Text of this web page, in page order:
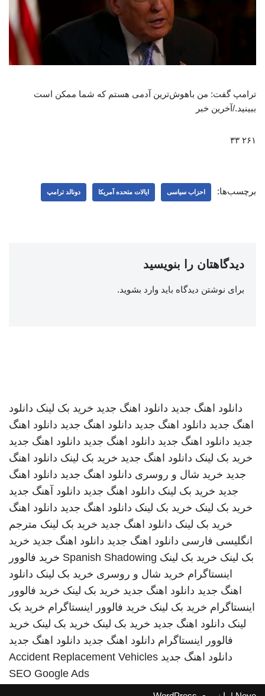
ترامپ گفت: من باهوش‌ترین آدمی هستم که شما ممکن است
ببینید./آخرین خبر
۲۶۱ ۳۳
برچسب‌ها: احزاب سیاسی ایالات متحده آمریکا دونالد ترامپ
دیدگاهتان را بنویسید
برای نوشتن دیدگاه باید وارد بشوید.
دانلود اهنگ جدید دانلود اهنگ جدید خرید بک لینک دانلود
اهنگ جدید دانلود اهنگ جدید دانلود اهنگ جدید دانلود اهنگ
جدید دانلود اهنگ جدید دانلود اهنگ جدید دانلود اهنگ جدید
خرید بک لینک دانلود اهنگ جدید خرید بک لینک دانلود اهنگ
جدید خرید شال و روسری دانلود اهنگ جدید دانلود اهنگ
جدید خرید بک لینک دانلود اهنگ جدید دانلود آهنگ جدید
خرید بک لینک خرید بک لینک دانلود اهنگ جدید دانلود اهنگ
خرید بک لینک دانلود اهنگ جدید خرید بک لینک مترجم
انگلیسی فارسی دانلود اهنگ جدید دانلود اهنگ جدید خرید
بک لینک خرید بک لینک Spanish Shadowing خرید فالوور
اینستاگرام خرید شال و روسری خرید بک لینک دانلود
اهنگ جدید دانلود اهنگ جدید خرید بک لینک خرید فالوور
اینستاگرام خرید بک لینک خرید فالوور اینستاگرام خرید بک
لینک دانلود اهنگ جدید خرید بک لینک خرید بک لینک خرید
فالوور اینستاگرام دانلود اهنگ جدید دانلود اهنگ جدید
دانلود اهنگ جدید Accident Replacement Vehicles
SEO Google Ads